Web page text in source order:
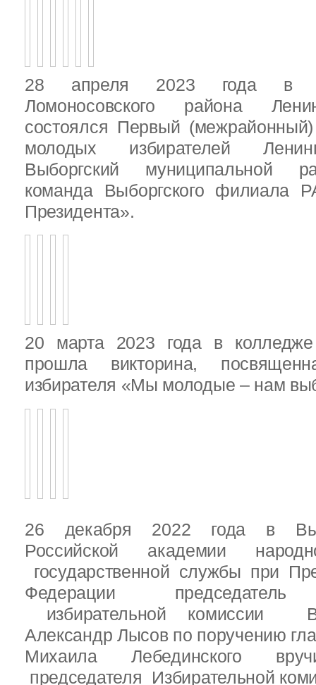
28 апреля 2023 года в
Ломоносовского района
состоялся Первый
молодых избирателей
Выборгский муниципальной
команда Выборгского филиала
Президента».
20 марта 2023 года в колледже
прошла викторина,
избирателя «Мы молодые – нам
26 декабря 2022 года в
Российской академии
государственной службы при
Федерации председатель
избирательной комиссии
Александр Лысов по поручению
Михаила Лебединского
председателя Избирательной